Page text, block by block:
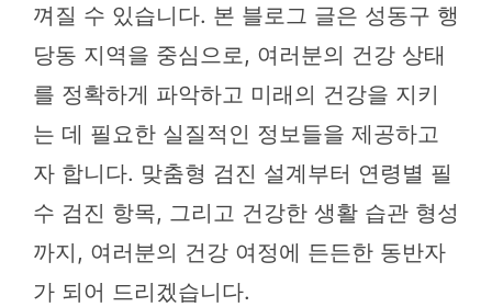
껴질 수 있습니다. 본 블로그 글은 성동구 행
당동 지역을 중심으로, 여러분의 건강 상태
를 정확하게 파악하고 미래의 건강을 지키
는 데 필요한 실질적인 정보들을 제공하고
자 합니다. 맞춤형 검진 설계부터 연령별 필
수 검진 항목, 그리고 건강한 생활 습관 형성
까지, 여러분의 건강 여정에 든든한 동반자
가 되어 드리겠습니다.